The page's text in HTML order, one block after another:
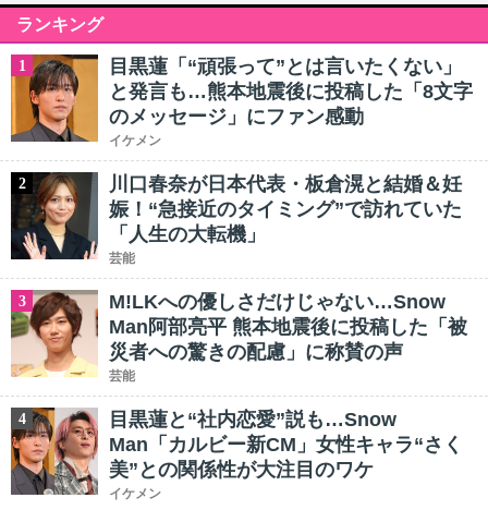
ランキング
1
目黒蓮「“頑張って”とは言いたくない」
と発言も…熊本地震後に投稿した「8文字
のメッセージ」にファン感動
イケメン
2
川口春奈が日本代表・板倉滉と結婚＆妊
娠！“急接近のタイミング”で訪れていた
「人生の大転機」
芸能
3
M!LKへの優しさだけじゃない…Snow
Man阿部亮平 熊本地震後に投稿した「被
災者への驚きの配慮」に称賛の声
芸能
4
目黒蓮と“社内恋愛”説も…Snow
Man「カルビー新CM」女性キャラ“さく
美”との関係性が大注目のワケ
イケメン